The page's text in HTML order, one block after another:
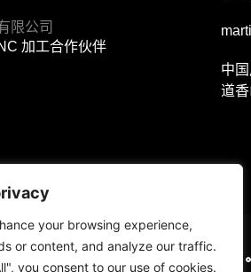
your browsing experience,
or content, and analyze our traffic.
you consent to our use of cookies.
限公司
加工合作伙伴
中
道
数控加工